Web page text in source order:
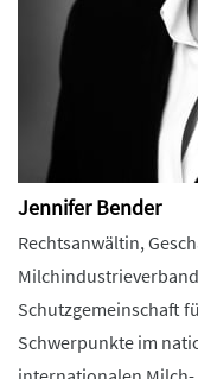
Jennifer Bender
Rechtsanwältin,
Schutzgemeinschaft
Schwerpunkte im